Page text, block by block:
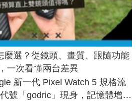
麼選？從鏡頭、畫質、跟隨功能
一次看懂兩台差異
新一代 Pixel Watch 5 規格流
號「godric」現身，記憶體增強